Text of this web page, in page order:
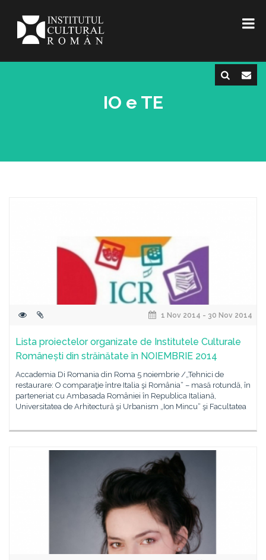
IO e TE
1 Nov 2014 - 30 Nov 2014
Lista proiectelor organizate de Institutele Culturale
Românești din străinătate în NOIEMBRIE 2014
Accademia Di Romania din Roma 5 noiembrie /„Tehnici de
restaurare: O comparaţie între Italia şi România“ – masă rotundă, în
parteneriat cu Ambasada României în Republica Italiană,
Universitatea de Arhitectură şi Urbanism „Ion Mincu“ şi Facultatea